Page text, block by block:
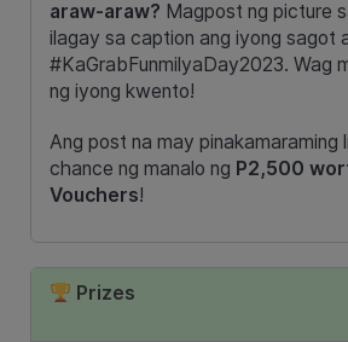
araw-araw? Magpost ng picture
ilagay sa caption ang iyong sagot
#KaGrabFunmilyaDay2023. Wag
ng iyong kwento!
Ang post na may pinakamaraming
chance ng manalo ng P2,500
Vouchers!
Prizes